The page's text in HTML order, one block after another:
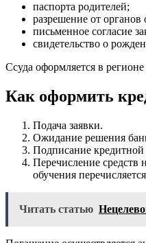
паспорта родителей;
разрешение от
письменное согласие
свидетельство о
Ссуда оформляется в
Как оформить
Подача заявки.
Ожидание решения
Подписание
Перечисление средств
обучения
Читать статью